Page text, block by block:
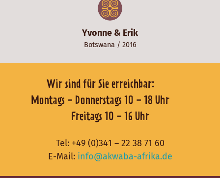
Yvonne & Erik
Botswana / 2016
Wir sind für Sie erreichbar:
Montags - Donnerstags 10 - 18 Uhr
Freitags 10 - 16 Uhr
Tel: +49 (0)341 – 22 38 71 60
E-Mail: info@akwaba-afrika.de